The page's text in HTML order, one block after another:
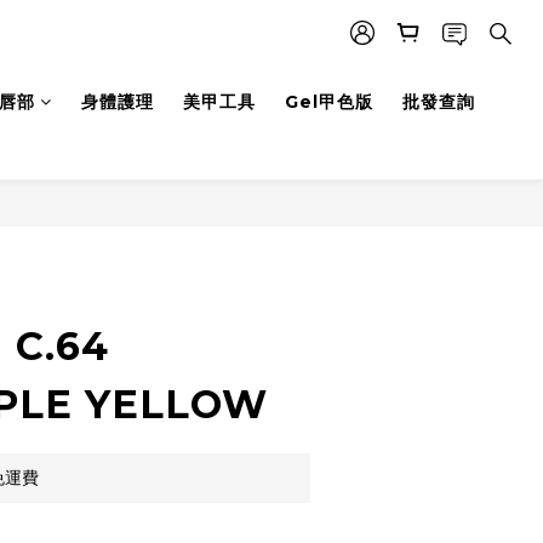
部 身體護理 美甲工具 Gel甲色版 批發查詢
C.64
YELLOW
費